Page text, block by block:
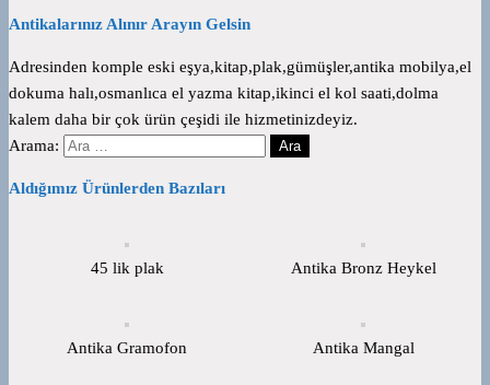
Antikalarınız Alınır Arayın Gelsin
Adresinden komple eski eşya,kitap,plak,gümüşler,antika mobilya,el
dokuma halı,osmanlıca el yazma kitap,ikinci el kol saati,dolma
kalem daha bir çok ürün çeşidi ile hizmetinizdeyiz.
Arama:
Aldığımız Ürünlerden Bazıları
45 lik plak Antika Bronz Heykel
Antika Gramofon Antika Mangal